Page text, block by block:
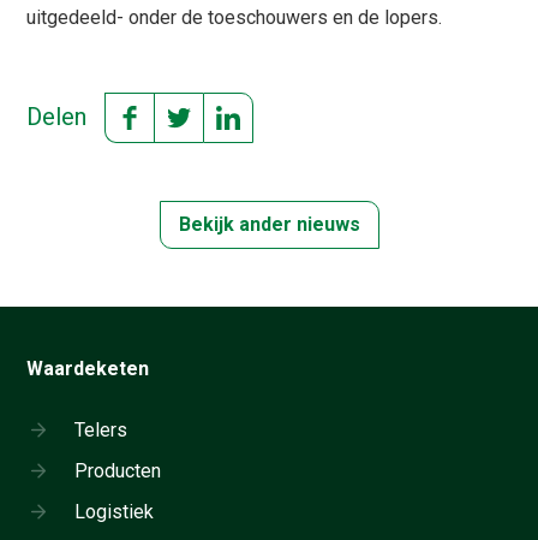
uitgedeeld- onder de toeschouwers en de lopers.
Delen
Bekijk ander nieuws
Waardeketen
Telers
Producten
Logistiek